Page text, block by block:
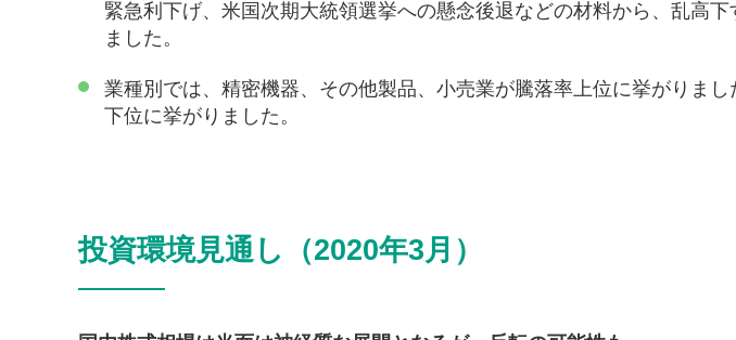
緊急利下げ、米国次期大統領選挙への懸念後退などの材料から、乱高
ました。
業種別では、精密機器、その他製品、小売業が騰落率上位に挙がりま
下位に挙がりました。
投資環境見通し（2020年3月）